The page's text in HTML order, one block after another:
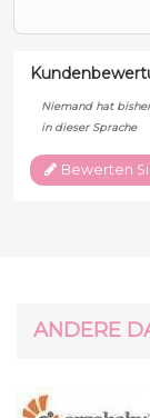
Niemand hat
in dieser Sprache
Bewerten
ANDERE